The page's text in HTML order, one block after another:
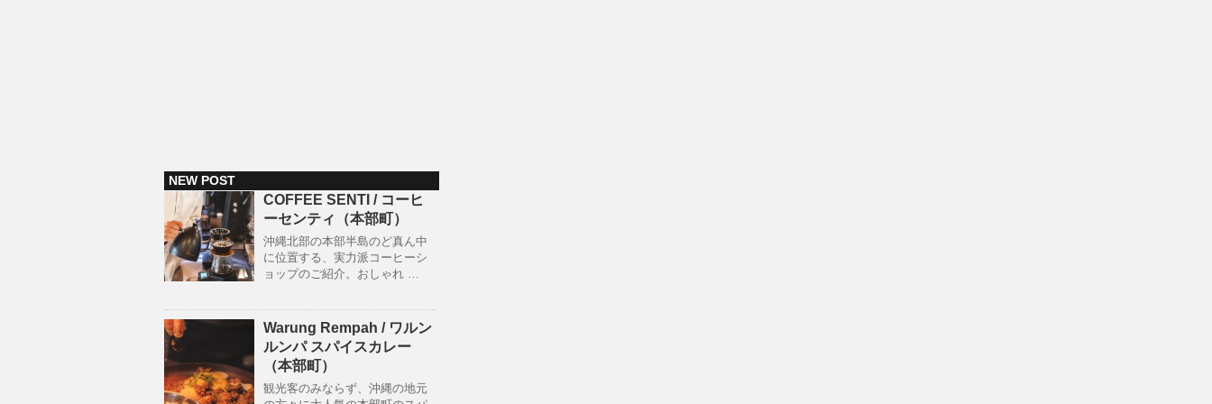
NEW POST
COFFEE SENTI / コーヒ
ーセンティ（本部町）
沖縄北部の本部半島のど真ん中
に位置する、実力派コーヒーシ
ョップのご紹介。おしゃれ …
Warung Rempah / ワルン
ルンパ スパイスカレー
（本部町）
観光客のみならず、沖縄の地元